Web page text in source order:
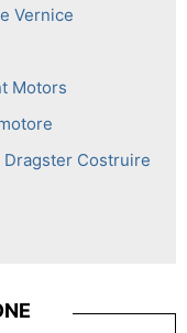
Vernice
Motors
Costruire